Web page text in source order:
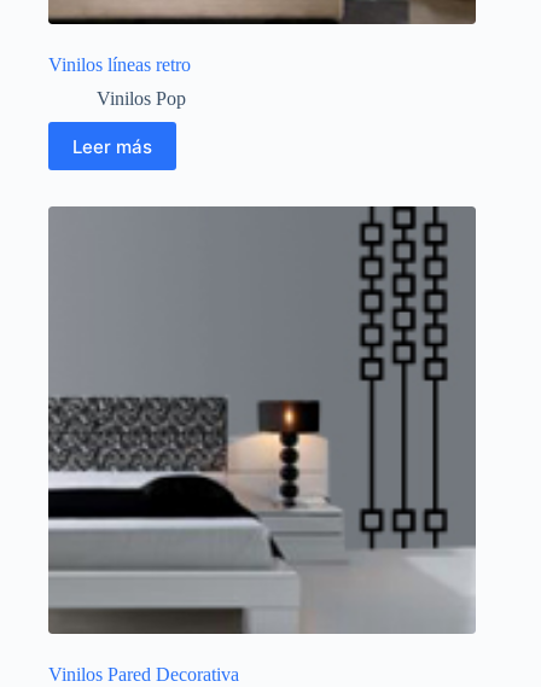
Vinilos líneas retro
Vinilos Pop
Leer más
Vinilos Pared Decorativa